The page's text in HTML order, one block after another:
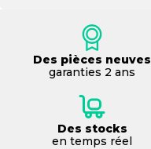
Des pièces neuves
garanties 2 ans
Des stocks
en temps réel